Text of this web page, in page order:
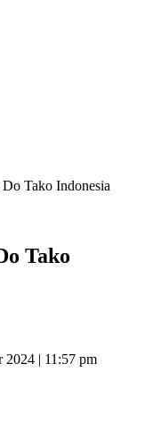
Tako Indonesia
Tako
2024 | 11:57 pm